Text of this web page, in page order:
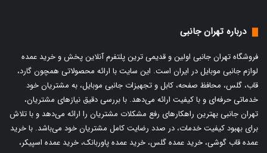
درباره تهران جانبی
فروشگاه تهران جانبی اولین و قدیمی ترین پلتفرم آنلاین پخش و خرید عمده
لوازم جانبی موبایلدر ایران است. این سایت با ارائه محصولاتی همچون گارد،
قاب، گلس، محافظ صفحه، کابل و تجهیزات جانبی موبایل، به مشتریان خود
خدماتی حرفه‌ای و با کیفیت ارائه می‌دهد. با بررسی دقیق نیازهای مشتریان،
تهران جانبی بهترین راهکارهای رفع مشکلات مشتریان را ارائه می‌دهد و با تلاش
برای بهبود کیفیت خدمات، در صدد رضایت کامل مشتریان خود می‌باشد. باخرید
عمده قاب گوشی، خرید عمده گلس، خرید عمده پاوربانک، خرید عمده اسپیکر،